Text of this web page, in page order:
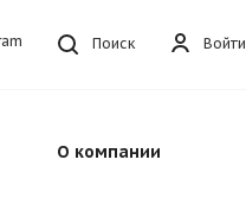
Войти
Поиск
О компании